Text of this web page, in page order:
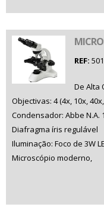
REF:
De Alta
Objectivas: 4 (4x, 10x,
Condensador: Abbe N.A.
Diafragma íris regulável
Iluminação: Foco de 3W
Microscópio moderno,